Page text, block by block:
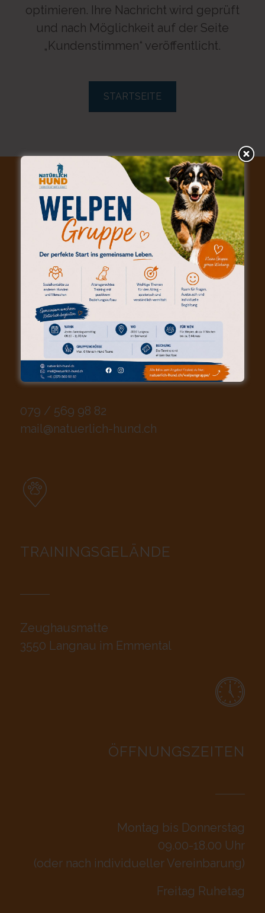
optimieren. Ihre Nachricht wird geprüft
und nach Möglichkeit auf der Seite
„Kundenstimmen“ veröffentlicht.
STARTSEITE
KONTAKT (POSTANSCHRIFT)
Natürlich-Hund | Andreas Hofstetter
Waldruh 129d
6197 Schangnau
079 / 569 98 82
mail@natuerlich-hund.ch
TRAININGSGELÄNDE
Zeughausmatte
3550 Langnau im Emmental
ÖFFNUNGSZEITEN
Montag bis Donnerstag
09.00-18.00 Uhr
(oder nach individueller Vereinbarung)
Freitag Ruhetag